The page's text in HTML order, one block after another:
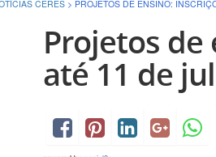
CERES > PROJETOS DE ENSINO:
Projetos de
até 11 de